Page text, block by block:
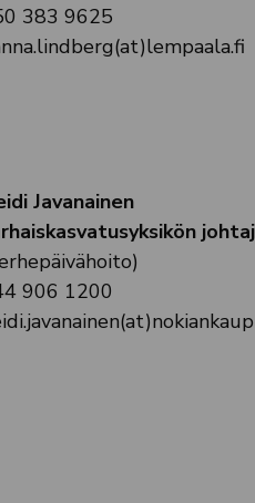
383 9625
Javanainen
906 1200